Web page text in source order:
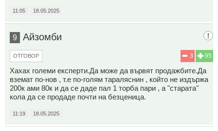
11:05 18.05.2025
9 Айзомби
95
3
ОТГОВОР
Хахах големи експерти.Да може да вървят продажбите.Да
вземат по-нов , т.е по-голям тараляснин , който не издържа
200к ами 80к и да се даде пал 1 торба пари , а "старата"
кола да се продаде почти на безценица.
11:19 18.05.2025